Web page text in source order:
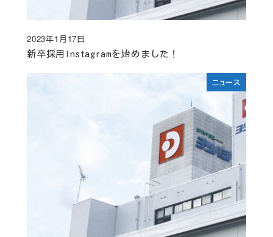
新卒採用Instagramを始めました！
投稿日
2023年1月17日
ニュース